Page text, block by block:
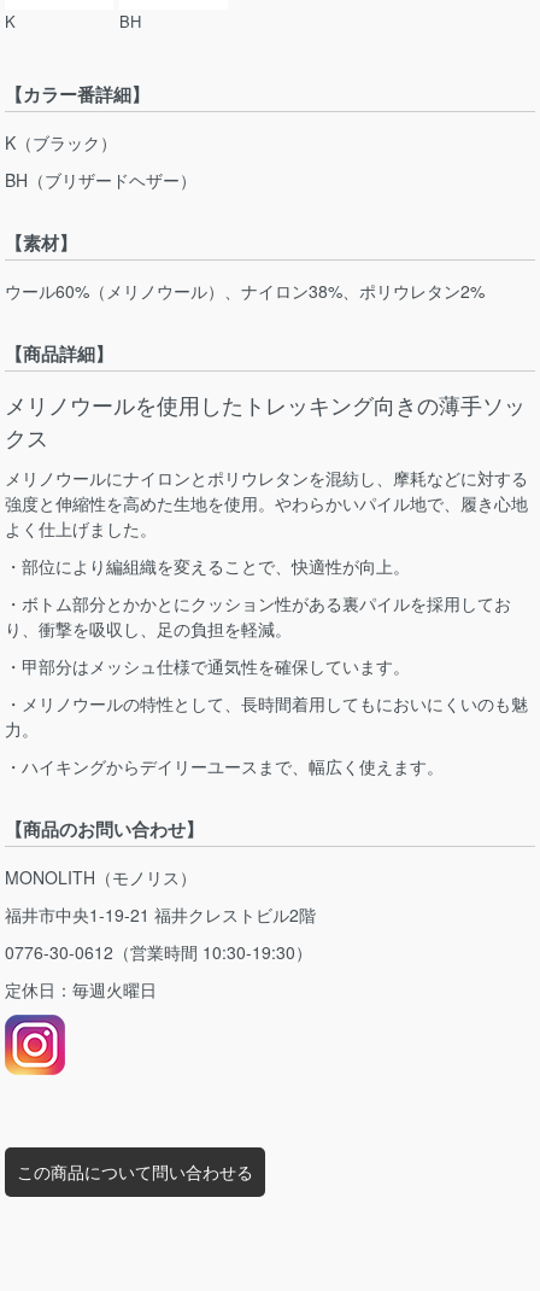
K BH
【カラー番詳細】
K（ブラック）
BH（ブリザードヘザー）
【素材】
ウール60%（メリノウール）、ナイロン38%、ポリウレタン2%
【商品詳細】
メリノウールを使用したトレッキング向きの薄手ソッ
クス
メリノウールにナイロンとポリウレタンを混紡し、摩耗などに対する
強度と伸縮性を高めた生地を使用。やわらかいパイル地で、履き心地
よく仕上げました。
・部位により編組織を変えることで、快適性が向上。
・ボトム部分とかかとにクッション性がある裏パイルを採用してお
り、衝撃を吸収し、足の負担を軽減。
・甲部分はメッシュ仕様で通気性を確保しています。
・メリノウールの特性として、長時間着用してもにおいにくいのも魅
力。
・ハイキングからデイリーユースまで、幅広く使えます。
【商品のお問い合わせ】
MONOLITH（モノリス）
福井市中央1-19-21 福井クレストビル2階
0776-30-0612（営業時間 10:30-19:30）
定休日：毎週火曜日
この商品について問い合わせる